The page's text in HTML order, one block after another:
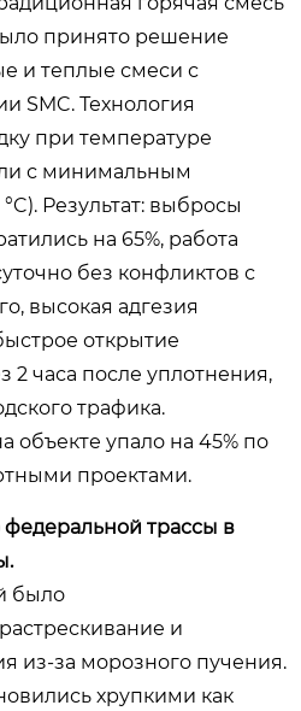
принято решение
и теплые смеси с
SMC. Технология
при температуре
с минимальным
Результат: выбросы
на 65%, работа
без конфликтов с
высокая адгезия
открытие
часа после уплотнения,
трафика.
объекте упало на 45% по
проектами.
федеральной трассы в
было
и
из-за морозного пучения.
хрупкими как